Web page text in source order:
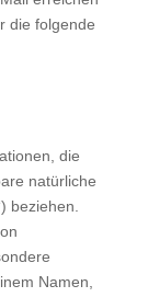
die folgende
die
natürliche
beziehen.
Namen,